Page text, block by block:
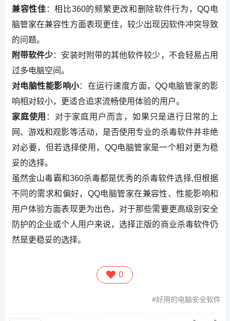
兼容性佳 ：相比360的频繁更改和删除软件行为，QQ电
脑管家在兼容性方面表现更佳，较少出现因软件冲突导致
的问题。
附带软件少：安装时附带的其他软件较少，不会轻易占用
过多电脑空间。
对电脑性能影响小：在运行速度方面，QQ电脑管家的影
响相对较小，更适合追求流畅使用体验的用户。
家庭使用 ：对于家庭用户而言，如果只是进行日常的上
网、游戏和观影等活动，是否使用专业的杀毒软件并非绝
对必要，但若选择使用，QQ电脑管家是一个相对更为稳
妥的选择。
虽然金山毒霸和360杀毒都是优秀的杀毒软件选择,但根据
不同的需求和偏好，QQ电脑管家在兼容性、性能影响和
用户体验方面表现更为出色，对于那些需要更高级别安全
防护的企业或个人用户来说，选择正版的商业杀毒软件仍
然是更稳妥的选择。
0
好用的电脑安全软件